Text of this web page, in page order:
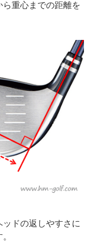
ら重心までの距離を
ドの返しやすさに